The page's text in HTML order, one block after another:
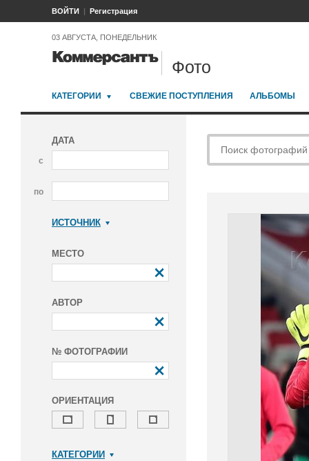
ВОЙТИ Регистрация
03 АВГУСТА, ПОНЕДЕЛЬНИК
Фото
КАТЕГОРИИ СВЕЖИЕ ПОСТУПЛЕНИЯ АЛЬБОМЫ
ДАТА
с
по
ИСТОЧНИК
МЕСТО
АВТОР
№ ФОТОГРАФИИ
ОРИЕНТАЦИЯ
КАТЕГОРИИ